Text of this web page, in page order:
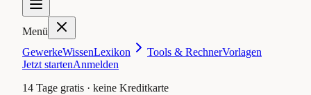
Menü
GewerkeWissenLexikon Tools & RechnerVorlagen
Jetzt startenAnmelden
14 Tage gratis · keine Kreditkarte